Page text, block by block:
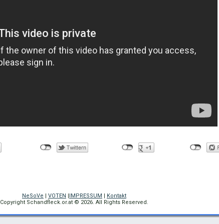
NeSoVe | VOTEN |IMPRESSUM | Kontakt
Copyright Schandfleck.or.at © 2026. All Rights Reserved.